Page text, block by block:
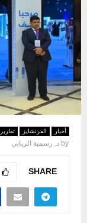
أخبار الفرنشايز
by د. رسمية الربابي
SHARE